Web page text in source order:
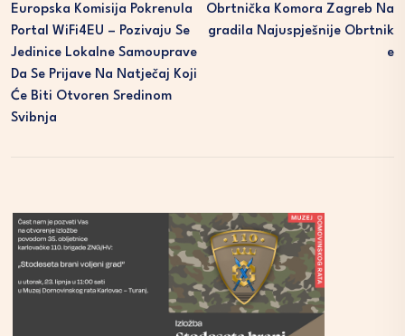
Europska Komisija Pokrenula
Portal WiFi4EU – Pozivaju Se
Jedinice Lokalne Samouprave
Da Se Prijave Na Natječaj Koji
Će Biti Otvoren Sredinom
Svibnja
Obrtnička Komora Zagreb Na
Gradila Najuspješnije Obrtnik
E